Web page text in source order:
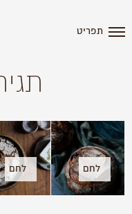
תפריט
לחם
מחמצת-
לחם
גאווה